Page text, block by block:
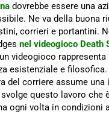
dovrebbe essere una
Ne va della buona
corrieri e portantini.
nel videogioco Death
videogioco rappresenta
esistenziale e filosofica.
del corriere assume una
questo lavoro che
ogni volta in condizioni